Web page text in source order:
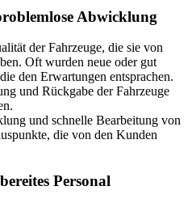
Abwicklung
der Fahrzeuge, die sie von
Oft wurden neue oder gut
den Erwartungen entsprachen.
und Rückgabe der Fahrzeuge
und schnelle Bearbeitung von
die von den Kunden
Personal